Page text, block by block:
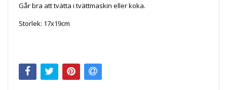
Går bra att tvätta i tvättmaskin eller koka.
Storlek: 17x19cm